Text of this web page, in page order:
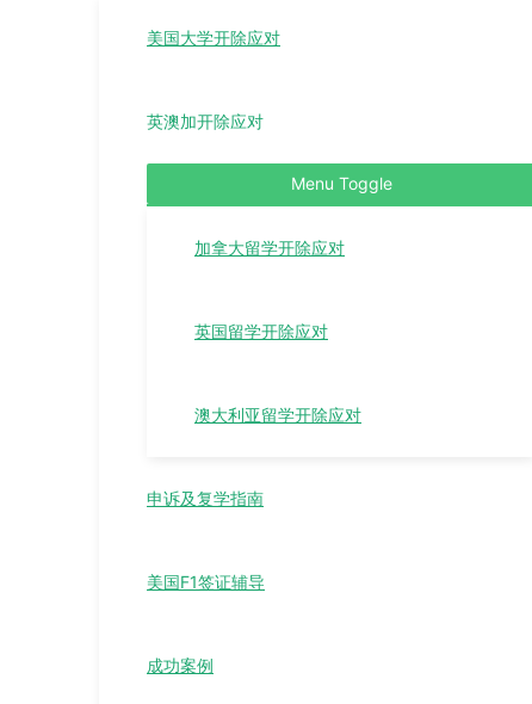
美国大学开除应对
英澳加开除应对
Menu Toggle
加拿大留学开除应对
英国留学开除应对
澳大利亚留学开除应对
申诉及复学指南
美国F1签证辅导
成功案例